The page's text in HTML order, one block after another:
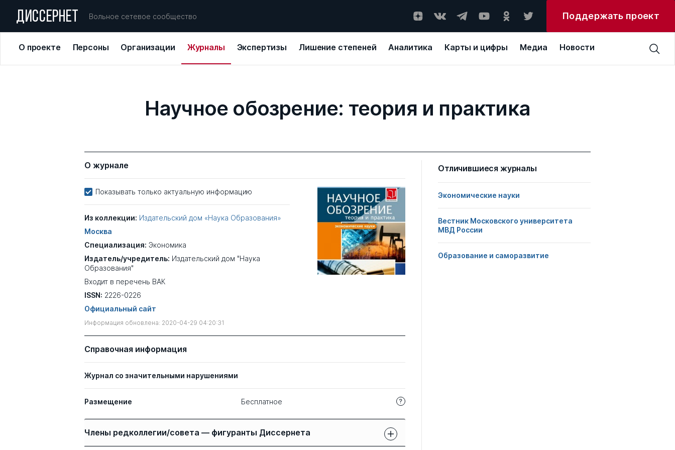
ДИССЕРНЕТ Вольное сетевое сообщество Поддержать проект
О проекте Персоны Организации Журналы Экспертизы Лишение степеней Аналитика Карты и цифры Медиа Новости
Научное обозрение: теория и практика
О журнале
Показывать только актуальную информацию
Из коллекции: Издательский дом «Наука Образования»
Москва
Специализация: Экономика
Издатель/учредитель: Издательский дом "Наука
Образования"
Входит в перечень ВАК
ISSN: 2226-0226
Официальный сайт
Информация обновлена: 2020-04-29 04:20:31
Справочная информация
Журнал со значительными нарушениями
Размещение Бесплатное
Члены редколлегии/совета — фигуранты Диссернета
Отличившиеся журналы
Экономические науки
Вестник Московского университета
МВД России
Образование и саморазвитие